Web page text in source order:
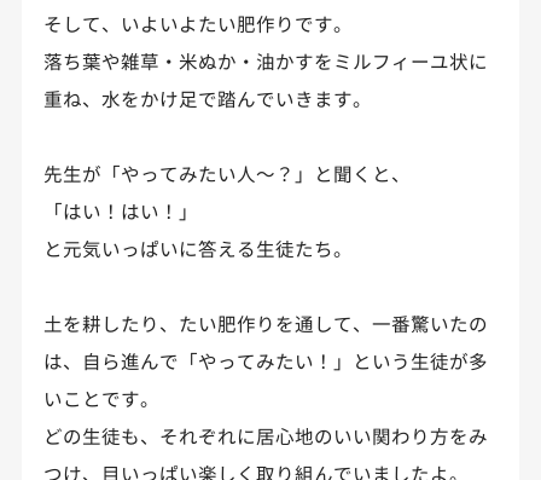
そして、いよいよたい肥作りです。
落ち葉や雑草・米ぬか・油かすをミルフィーユ状に
重ね、水をかけ足で踏んでいきます。
先生が「やってみたい人～？」と聞くと、
「はい！はい！」
と元気いっぱいに答える生徒たち。
土を耕したり、たい肥作りを通して、一番驚いたの
は、自ら進んで「やってみたい！」という生徒が多
いことです。
どの生徒も、それぞれに居心地のいい関わり方をみ
つけ、目いっぱい楽しく取り組んでいましたよ。